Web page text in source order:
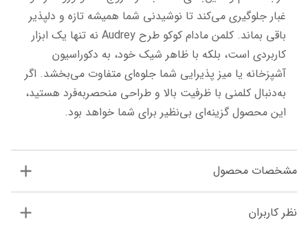
این محصول گزینه‌ای بی‌نظیر برای شما خواهد بود.
مشخصات محصول
نظر کاربران